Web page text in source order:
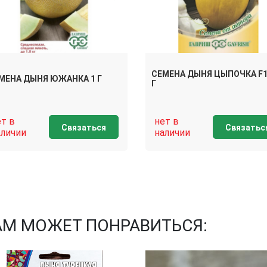
ДЫНЯ ЮЖАНКА 1 Г
в
Связаться
СЕМЕНА ДЫНЯ ЦЫПОЧКА F1
Г
нет в
наличии
МОЖЕТ ПОНРАВИТЬСЯ: